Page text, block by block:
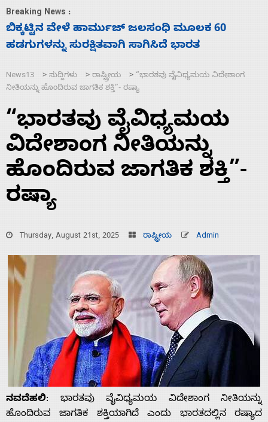
Breaking News :
60
ನಾಗೇಂದ್ರ ರಾಜೀನಾಮೆ ಕೊಡದಿದ್ದರೆ ಸದನ
ಬಿಡೆವು: ಛಲವಾದಿ ನಾರಾಯಣಸ್ವಾಮಿ
News13 > ಸುದ್ದಿಗಳು > ರಾಷ್ಟ್ರೀಯ > “ಭಾರತವು ವೈವಿಧ್ಯಮಯ ವಿದೇಶಾಂಗ
ನೀತಿಯನ್ನು ಹೊಂದಿರುವ ಜಾಗತಿಕ ಶಕ್ತಿ”- ರಷ್ಯಾ
“ಭಾರತವು ವೈವಿಧ್ಯಮಯ
ವಿದೇಶಾಂಗ ನೀತಿಯನ್ನು
ಹೊಂದಿರುವ ಜಾಗತಿಕ ಶಕ್ತಿ”-
ರಷ್ಯಾ
Thursday, August 21st, 2025 ರಾಷ್ಟ್ರೀಯ Admin
ನವದೆಹಲಿ: ಭಾರತವು ವೈವಿಧ್ಯಮಯ ವಿದೇಶಾಂಗ ನೀತಿಯನ್ನು
ಹೊಂದಿರುವ ಜಾಗತಿಕ ಶಕ್ತಿಯಾಗಿದೆ ಎಂದು ಭಾರತದಲ್ಲಿನ ರಷ್ಯಾದ